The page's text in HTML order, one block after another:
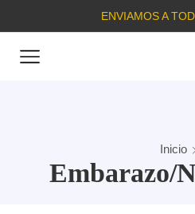
ENVIAMOS A
Inicio
Embarazo/